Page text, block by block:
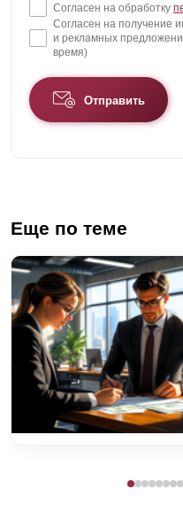
Согласен на обработку
Согласен на получение
и рекламных
время)
Отправить
Еще по теме